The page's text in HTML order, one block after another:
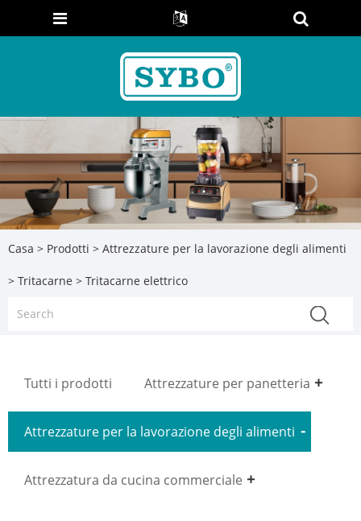
Casa > Prodotti > Attrezzature per la lavorazione degli alimenti
> Tritacarne > Tritacarne elettrico
Tutti i prodotti Attrezzature per panetteria
Attrezzature per la lavorazione degli alimenti
Attrezzatura da cucina commerciale